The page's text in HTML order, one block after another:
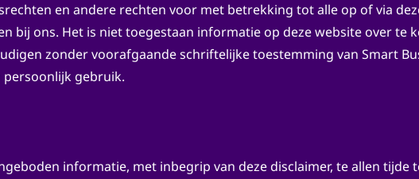
en andere rechten voor met betrekking tot alle op of via
bij ons. Het is niet toegestaan informatie op deze website over
zonder voorafgaande schriftelijke toestemming van Smart
gebruik.
informatie, met inbegrip van deze disclaimer, te allen